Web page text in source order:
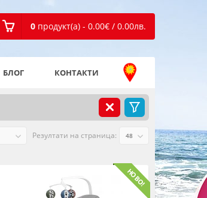
0 продукт(а) - 0.00€ / 0.00лв.
БЛОГ КОНТАКТИ
Резултати на страница: